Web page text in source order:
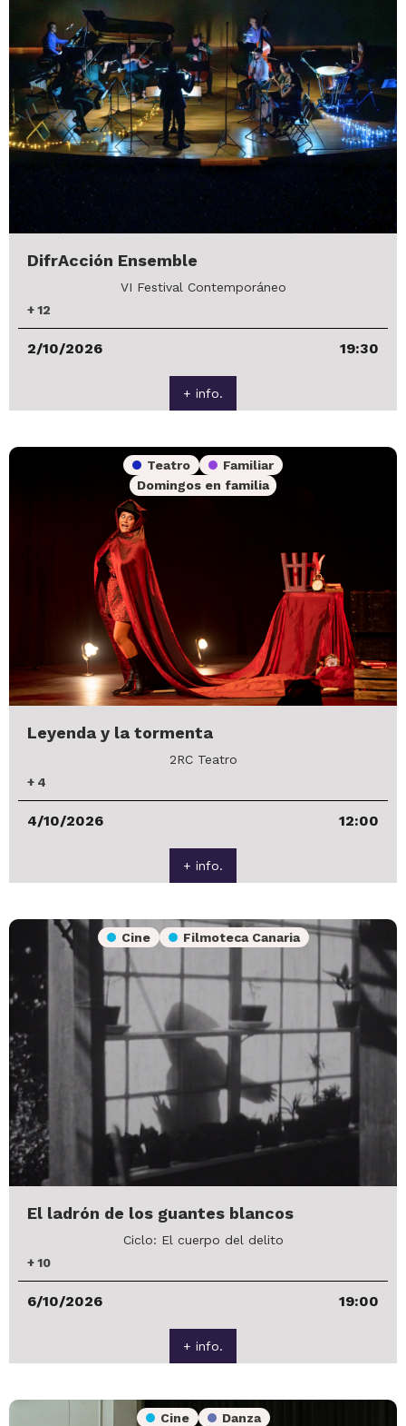
DifrAcción Ensemble
VI Festival Contemporáneo
+12
2/10/2026 19:30
+ info.
Teatro
Familiar
Domingos en familia
Leyenda y la tormenta
2RC Teatro
+ 4
4/10/2026 12:00
+ info.
Cine Filmoteca Canaria
El ladrón de los guantes blancos
Ciclo: El cuerpo del delito
+10
6/10/2026 19:00
+ info.
Cine
Danza